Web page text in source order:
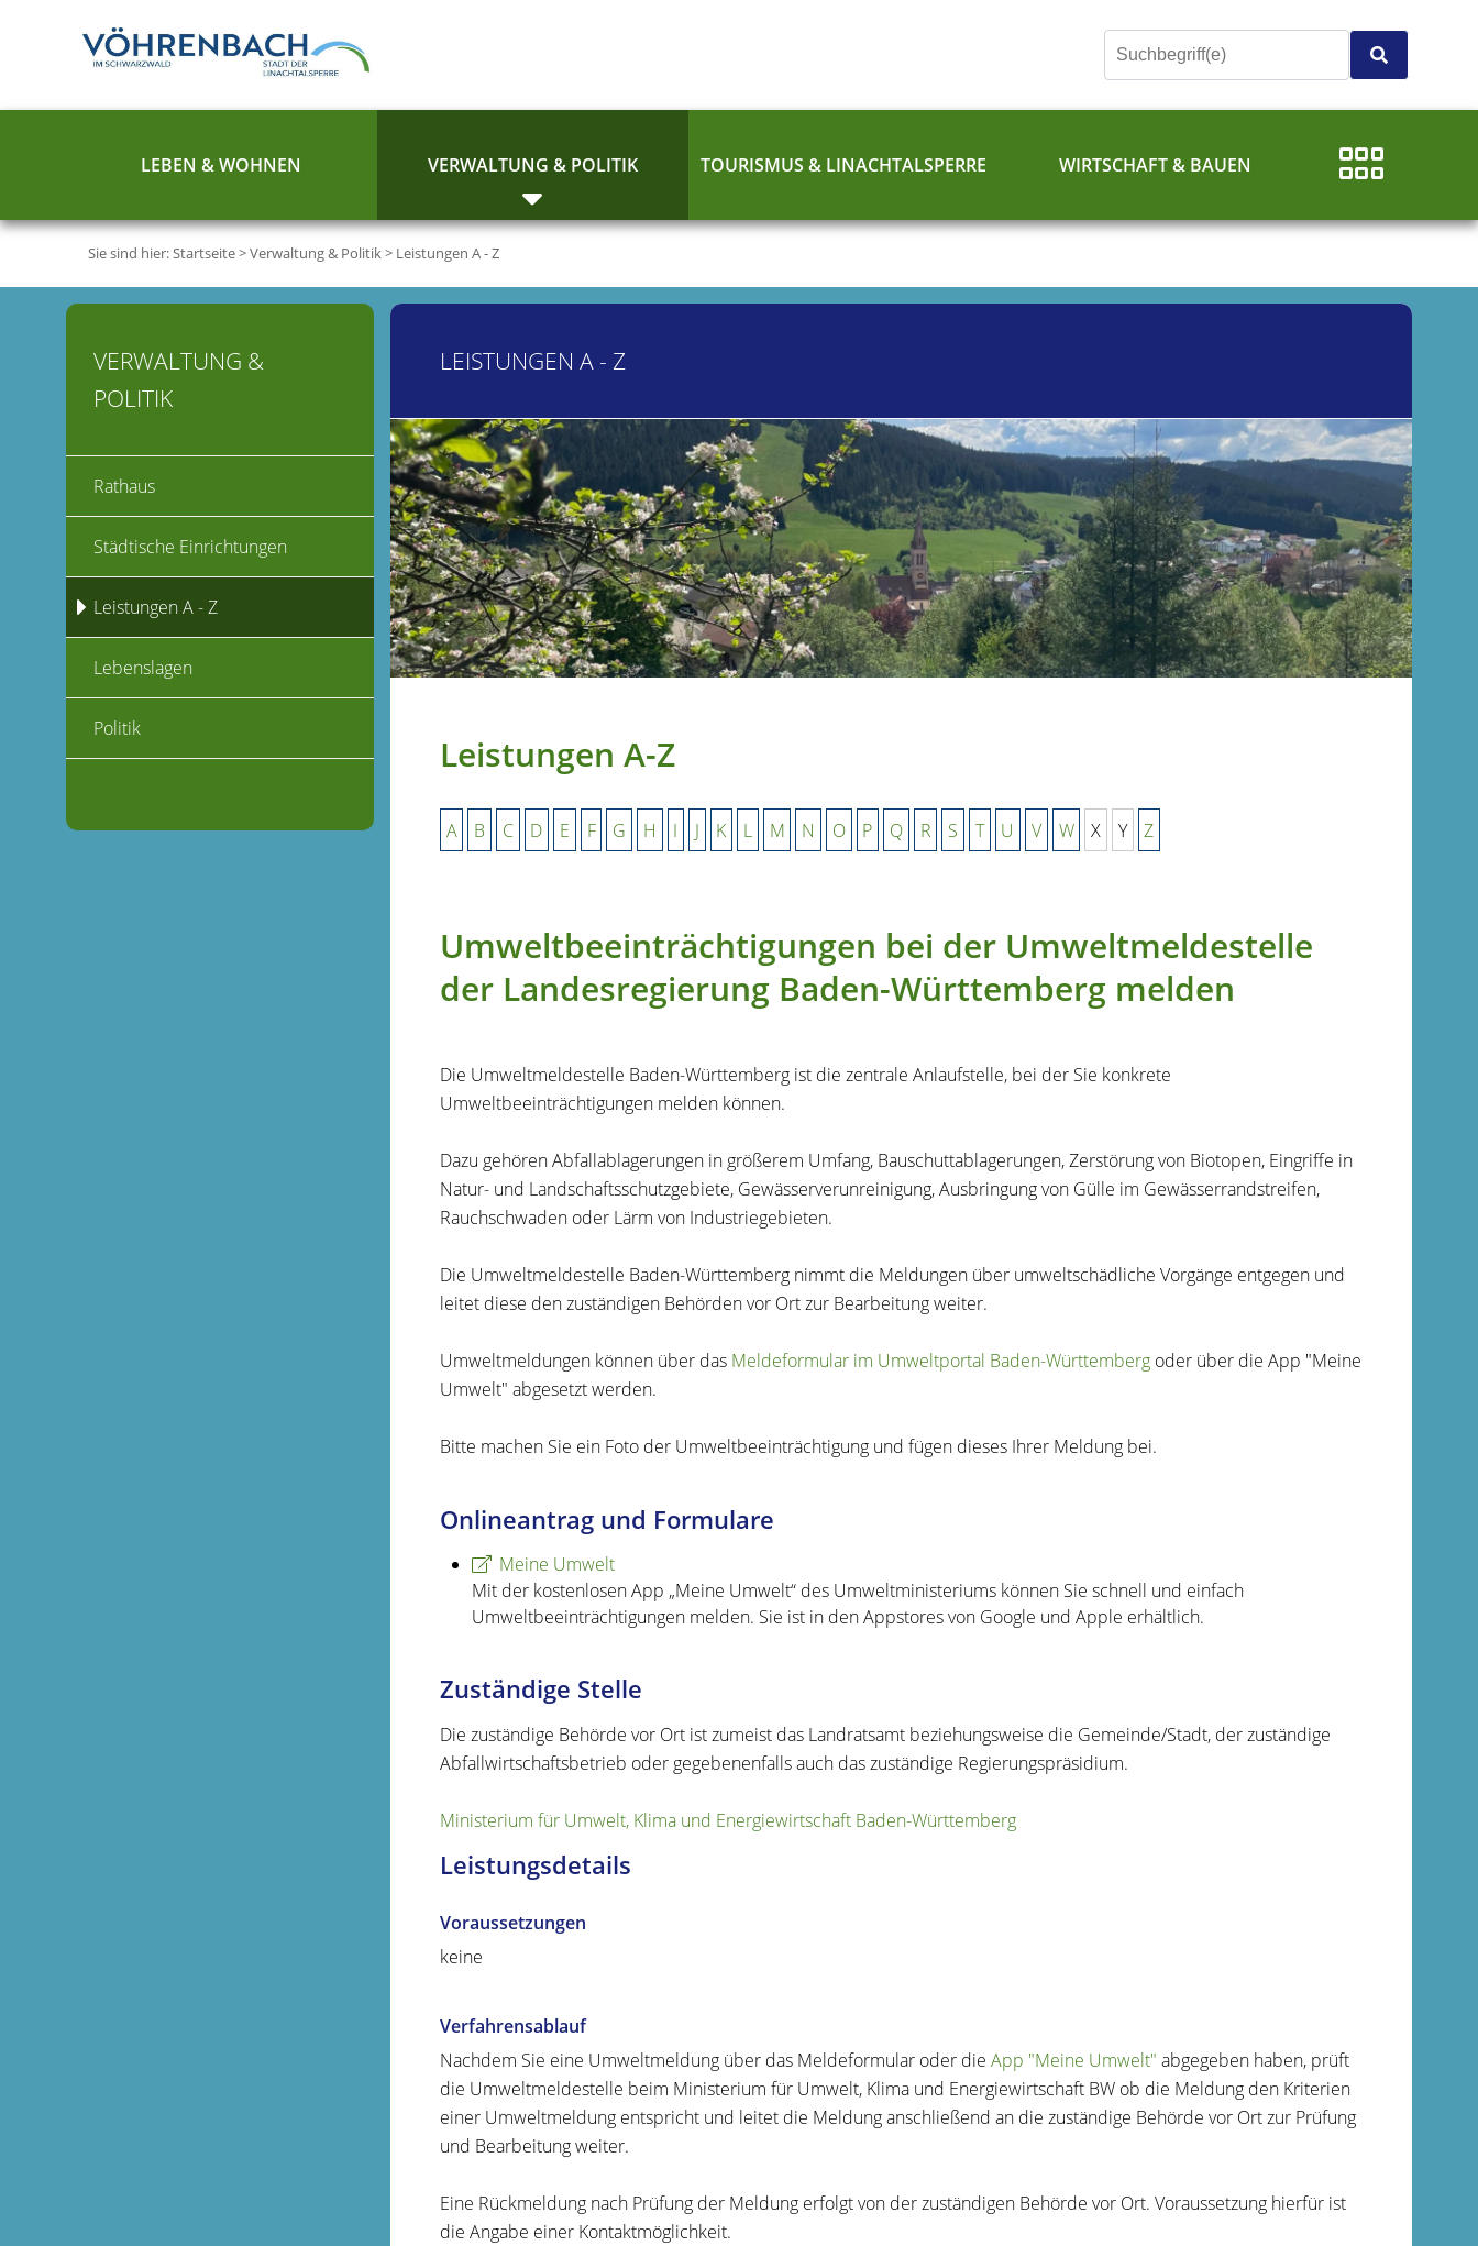
LEBEN & WOHNEN VERWALTUNG & POLITIK TOURISMUS & LINACHTALSPERRE WIRTSCHAFT & BAUEN
Sie sind hier:Startseite>Verwaltung & Politik> Leistungen A - Z
LEISTUNGEN A - Z
Leistungen A-Z
A B C D E F G H I J K L M N O P Q R S T U V W X Y Z
Umweltbeeinträchtigungen bei der Umweltmeldestelle
der Landesregierung Baden-Württemberg melden
Die Umweltmeldestelle Baden-Württemberg ist die zentrale Anlaufstelle, bei der Sie konkrete
Umweltbeeinträchtigungen melden können.
Dazu gehören Abfallablagerungen in größerem Umfang, Bauschuttablagerungen, Zerstörung von Biotopen, Eingriffe in
Natur- und Landschaftsschutzgebiete, Gewässerverunreinigung, Ausbringung von Gülle im Gewässerrandstreifen,
Rauchschwaden oder Lärm von Industriegebieten.
Die Umweltmeldestelle Baden-Württemberg nimmt die Meldungen über umweltschädliche Vorgänge entgegen und
leitet diese den zuständigen Behörden vor Ort zur Bearbeitung weiter.
Umweltmeldungen können über das Meldeformular im Umweltportal Baden-Württembergoder über die App "Meine
Umwelt" abgesetzt werden.
Bitte machen Sie ein Foto der Umweltbeeinträchtigung und fügen dieses Ihrer Meldung bei.
Onlineantrag und Formulare
Meine Umwelt
Mit der kostenlosen App „Meine Umwelt“ des Umweltministeriums können Sie schnell und einfach
Umweltbeeinträchtigungen melden. Sie ist in den Appstores von Google und Apple erhältlich.
Zuständige Stelle
Die zuständige Behörde vor Ort ist zumeist das Landratsamt beziehungsweise die Gemeinde/Stadt, der zuständige
Abfallwirtschaftsbetrieb oder gegebenenfalls auch das zuständige Regierungspräsidium.
Ministerium für Umwelt, Klima und Energiewirtschaft Baden-Württemberg
Leistungsdetails
Voraussetzungen
keine
Verfahrensablauf
Nachdem Sie eine Umweltmeldung über das Meldeformular oder die App "Meine Umwelt" abgegeben haben, prüft
die Umweltmeldestelle beim Ministerium für Umwelt, Klima und Energiewirtschaft BW ob die Meldung den Kriterien
einer Umweltmeldung entspricht und leitet die Meldung anschließend an die zuständige Behörde vor Ort zur Prüfung
und Bearbeitung weiter.
Eine Rückmeldung nach Prüfung der Meldung erfolgt von der zuständigen Behörde vor Ort. Voraussetzung hierfür ist
die Angabe einer Kontaktmöglichkeit.
VERWALTUNG &
POLITIK
Rathaus
Städtische Einrichtungen
Leistungen A - Z
Lebenslagen
Politik